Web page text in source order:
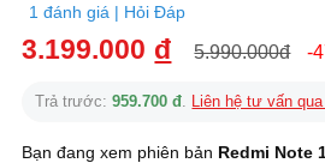
1 đánh giá | Hỏi Đáp
3.199.000 đ 5.990.000đ -
Trả trước:959.700 đ. Liên hệ tư vấn
Bạn đang xem phiên bản Redmi Note